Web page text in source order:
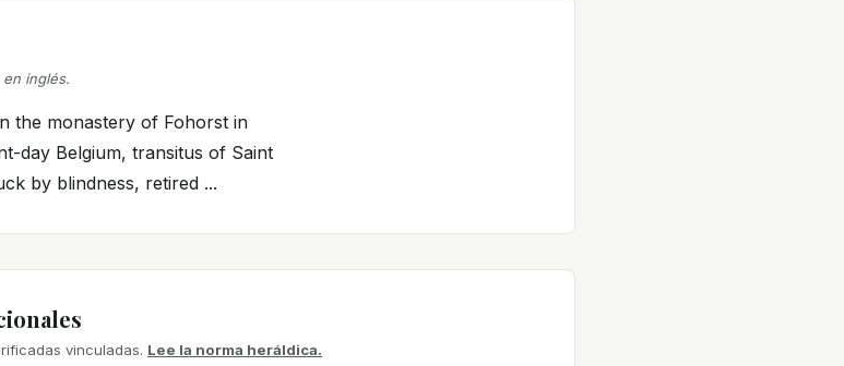
inglés.
the monastery of Fohorst in
day Belgium, transitus of Saint
by blindness, retired ...
vinculadas. Lee la norma heráldica.